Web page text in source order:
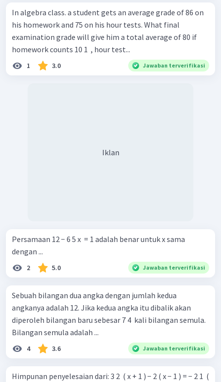
In algebra class. a student gets an average grade of 86 on
his homework and 75 on his hour tests. What final
examination grade will give him a total average of 80 if
homework counts 10 1 ​ , hour test...
1 3.0 Jawaban terverifikasi
Iklan
Persamaan 12 − 6 5 x ​ = 1 adalah benar untuk x sama
dengan ...
2 5.0 Jawaban terverifikasi
Sebuah bilangan dua angka dengan jumlah kedua
angkanya adalah 12. Jika kedua angka itu dibalik akan
diperoleh bilangan baru sebesar 7 4 ​ kali bilangan semula.
Bilangan semula adalah ...
4 3.6 Jawaban terverifikasi
Himpunan penyelesaian dari: 3 2 ​ ( x + 1 ) − 2 ( x − 1 ) = − 2 1 ​ (